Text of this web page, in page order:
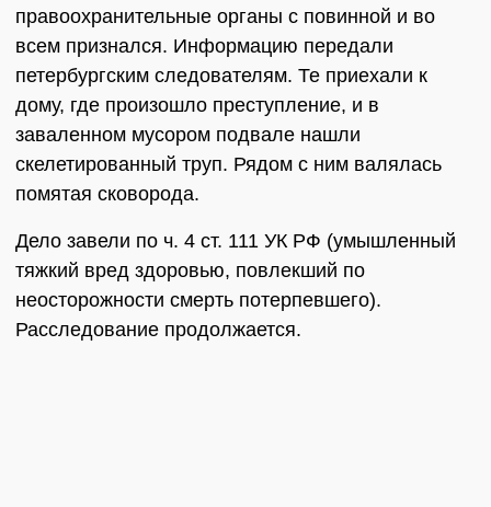
правоохранительные органы с повинной и во
всем признался. Информацию передали
петербургским следователям. Те приехали к
дому, где произошло преступление, и в
заваленном мусором подвале нашли
скелетированный труп. Рядом с ним валялась
помятая сковорода.
Дело завели по ч. 4 ст. 111 УК РФ (умышленный
тяжкий вред здоровью, повлекший по
неосторожности смерть потерпевшего).
Расследование продолжается.